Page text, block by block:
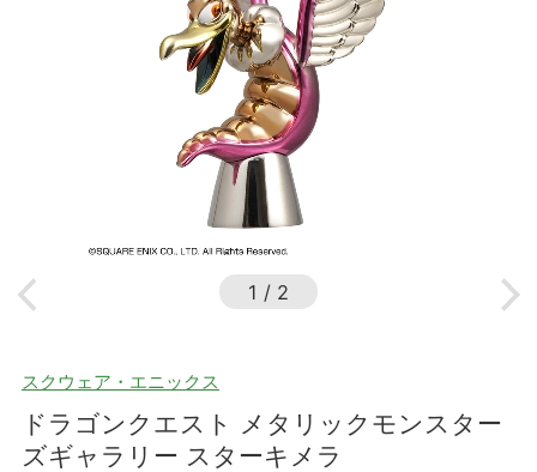
1 / 2
スクウェア・エニックス
ドラゴンクエスト メタリックモンスター
ズギャラリー スターキメラ